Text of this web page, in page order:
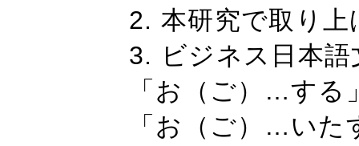
2. 本研究で取り
3. ビジネス日本
「お（ご）…す
「お（ご）…いた